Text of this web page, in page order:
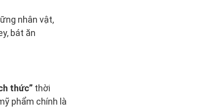
nhân vật,
bát ăn
thức” thời
phẩm chính là